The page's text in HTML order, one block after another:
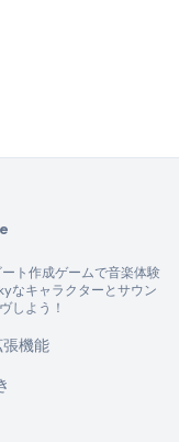
ト作成ゲームで音楽体験
なキャラクターとサウン
しよう！
機能